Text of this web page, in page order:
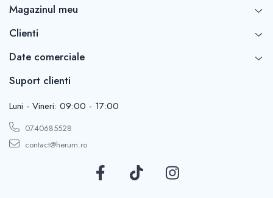
Magazinul meu
Clienti
Date comerciale
Suport clienti
Luni - Vineri: 09:00 - 17:00
0740685528
contact@herum.ro